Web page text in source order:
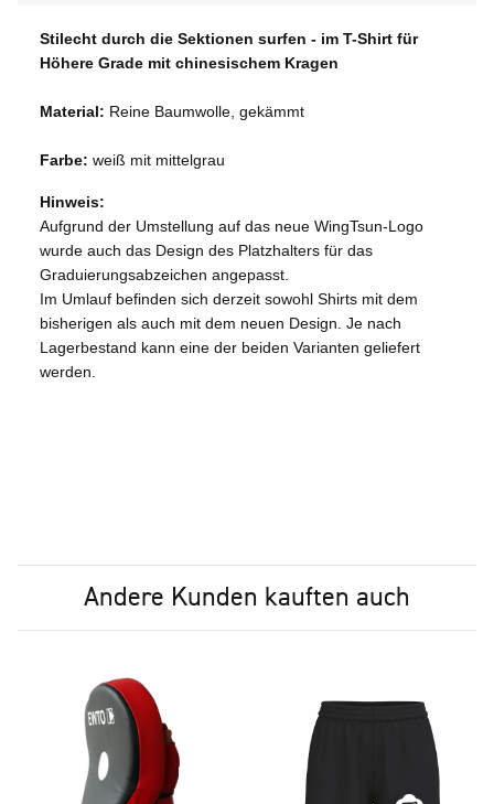
Stilecht durch die Sektionen surfen - im T-Shirt für
Höhere Grade mit chinesischem Kragen
Material: Reine Baumwolle, gekämmt
Farbe: weiß mit mittelgrau
Hinweis:
Aufgrund der Umstellung auf das neue WingTsun-Logo
wurde auch das Design des Platzhalters für das
Graduierungsabzeichen angepasst.
Im Umlauf befinden sich derzeit sowohl Shirts mit dem
bisherigen als auch mit dem neuen Design. Je nach
Lagerbestand kann eine der beiden Varianten geliefert
werden.
Andere Kunden kauften auch